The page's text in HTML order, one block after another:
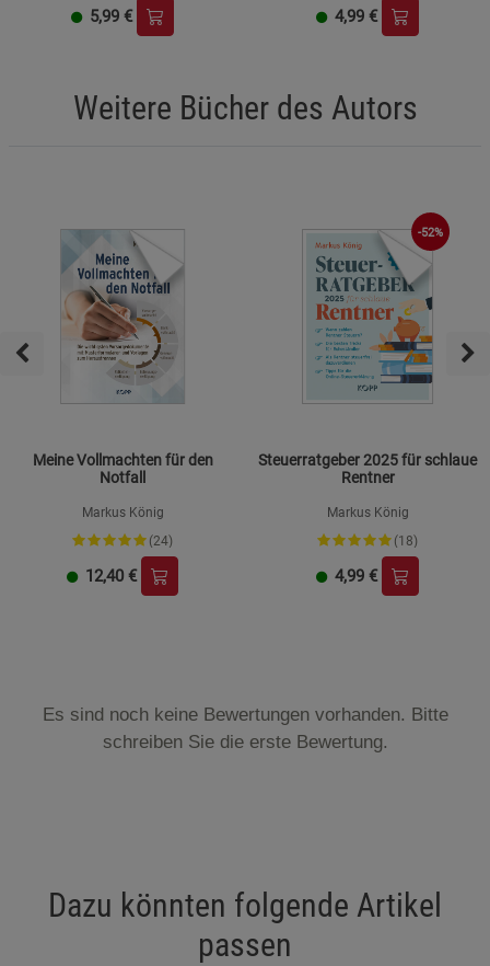
5,99 € 4,99 €
Weitere Bücher des Autors
Meine Vollmachten für den
Notfall
Markus König
(24)
12,40 €
-52%
Steuerratgeber 2025 für schlaue
Rentner
Markus König
(18)
4,99 €
Es sind noch keine Bewertungen vorhanden. Bitte
schreiben Sie die erste Bewertung.
Dazu könnten folgende Artikel
passen